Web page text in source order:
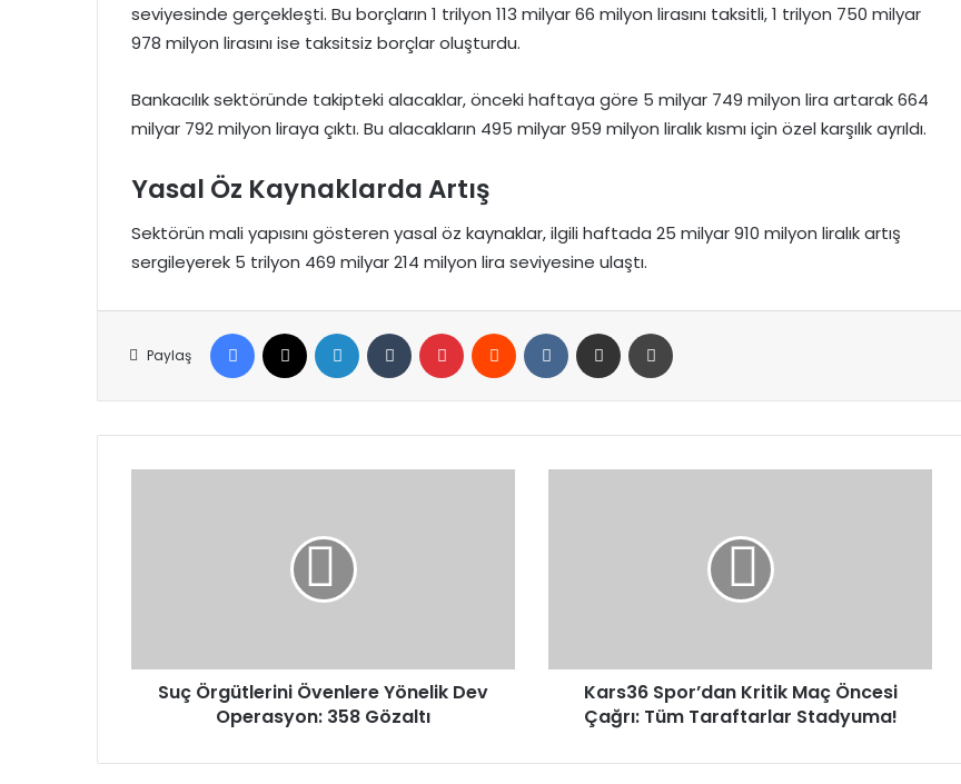
seviyesinde gerçekleşti. Bu borçların 1 trilyon 113 milyar 66 milyon lirasını taksitli, 1 trilyon 750 milyar
978 milyon lirasını ise taksitsiz borçlar oluşturdu.
Bankacılık sektöründe takipteki alacaklar, önceki haftaya göre 5 milyar 749 milyon lira artarak 664
milyar 792 milyon liraya çıktı. Bu alacakların 495 milyar 959 milyon liralık kısmı için özel karşılık ayrıldı.
Yasal Öz Kaynaklarda Artış
Sektörün mali yapısını gösteren yasal öz kaynaklar, ilgili haftada 25 milyar 910 milyon liralık artış
sergileyerek 5 trilyon 469 milyar 214 milyon lira seviyesine ulaştı.
Paylaş
Facebook LinkedIn Tumblr Pinterest Reddit VKontakteE-Posta ile paylaş
Suç Örgütlerini Övenlere Yönelik Dev
Operasyon: 358 Gözaltı
Stadyuma!
Kars36 Spor’dan Kritik Maç Öncesi
Çağrı: Tüm Taraftarlar Stadyuma!